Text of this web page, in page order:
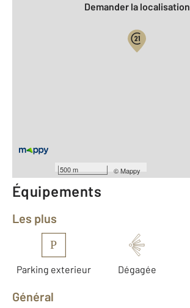
500 m ©Mappy
Demander la localisation
Année construction : 1965
Équipements
Les plus
P
Parking exterieur Dégagée
Général